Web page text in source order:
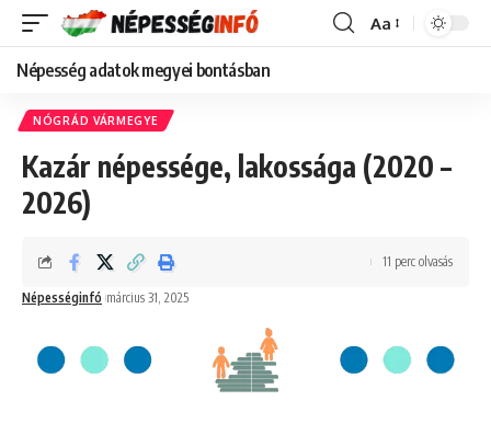
Font
Aa
Népesség adatok megyei bontásban
NÓGRÁD VÁRMEGYE
Kazár népessége, lakossága (2020 –
2026)
Népességinfó március 31, 2025
11 perc olvasás